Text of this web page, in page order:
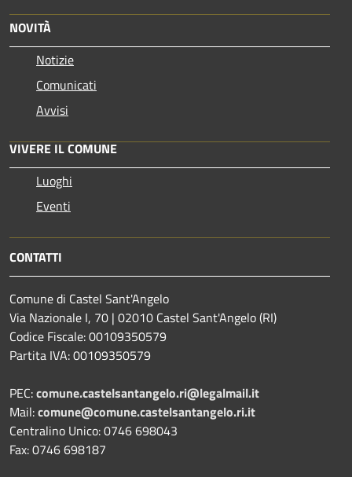
NOVITÀ
Notizie
Comunicati
Avvisi
VIVERE IL COMUNE
Luoghi
Eventi
CONTATTI
Comune di Castel Sant'Angelo
Via Nazionale I, 70 | 02010 Castel Sant'Angelo (RI)
Codice Fiscale: 00109350579
Partita IVA: 00109350579
PEC:comune.castelsantangelo.ri@legalmail.it
Mail:comune@comune.castelsantangelo.ri.it
Centralino Unico: 0746 698043
Fax: 0746 698187